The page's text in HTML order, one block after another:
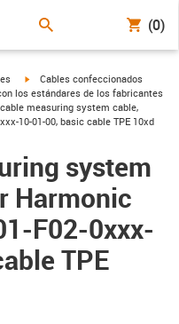
(0)
igus-icon-arrow-right
Cables confeccionados
los estándares de los fabricantes
arrow-right
measuring system cable,
10-01-00, basic cable TPE 10xd
system
Harmonic
F02-0xxx-
TPE